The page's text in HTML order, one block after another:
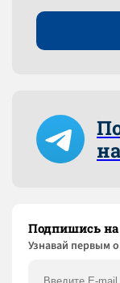
Подпишись
Узнaвай первым